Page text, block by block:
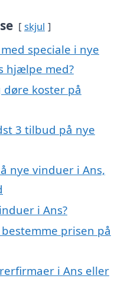
skjul
speciale i nye
hjælpe med?
koster på
3 tilbud på nye
nye vinduer i Ans,
i Ans?
prisen på
i Ans eller